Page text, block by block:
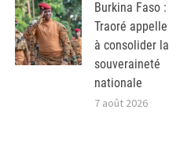
Burkina Faso :
Traoré appelle
à consolider la
souveraineté
nationale
7 août 2026